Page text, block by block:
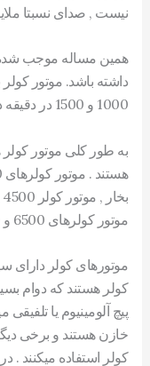
نیست , صدای نسبتا
همین مساله موجب شده
1000 و 1500 در دقیقه دارد و دور کند 1000 دور دقیقه کار میکند .
موتور کولرهای 6500 و 7000 دارای 3/4 اسب بخار قدرت دارند .
موتورهای کولر دارای
کولر هستند که دوام
پیچ آلومینیوم یا
خازن هستند و برخی
کولر استفاده میکنند .